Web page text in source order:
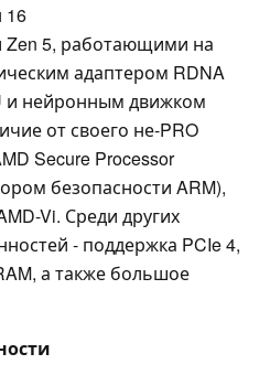
16
5, работающими на
адаптером RDNA
и нейронным движком
от своего не-PRO
Secure Processor
безопасности ARM),
Vi. Среди других
- поддержка PCIe 4,
а также большое